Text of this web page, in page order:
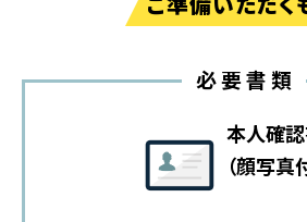
必要書類
本人確
（顔写真